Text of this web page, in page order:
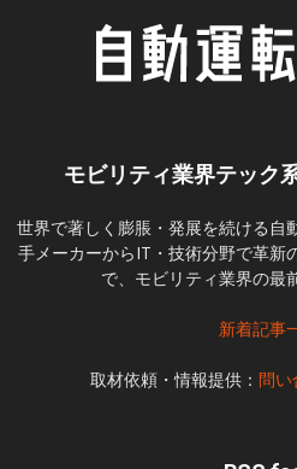
モビリティ業界テック
世界で著しく膨脹・発展を続ける自
手メーカーからIT・技術分野で革新
で、モビリティ業界の最
新着記事
取材依頼・情報提供： 問